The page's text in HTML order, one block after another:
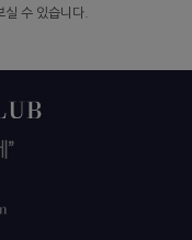
수 있습니다.